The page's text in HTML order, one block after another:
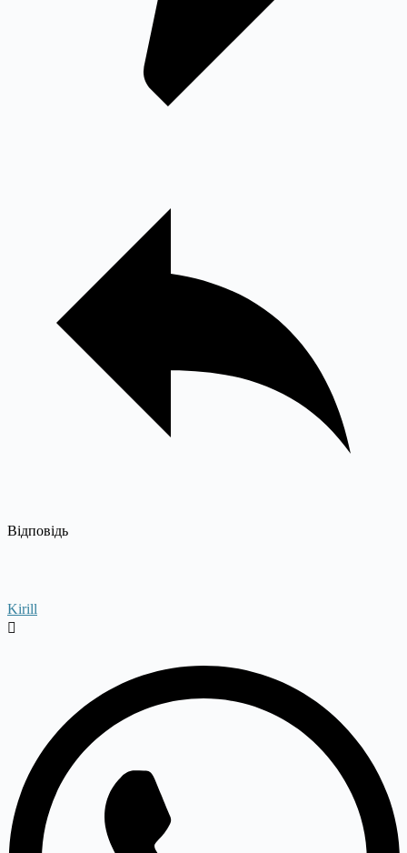
Відповідь
Kirill